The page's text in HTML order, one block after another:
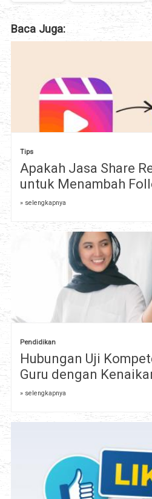
Baca Juga:
Tips
Apakah Jasa Share
untuk Menambah
» selengkapnya
Pendidikan
Hubungan Uji
Guru dengan
» selengkapnya